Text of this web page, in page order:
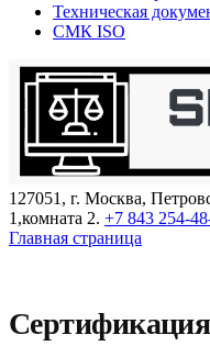
Техническая
СМК ISO
127051, г. Москва,
1,комната 2. +7 843 254-
Главная страница